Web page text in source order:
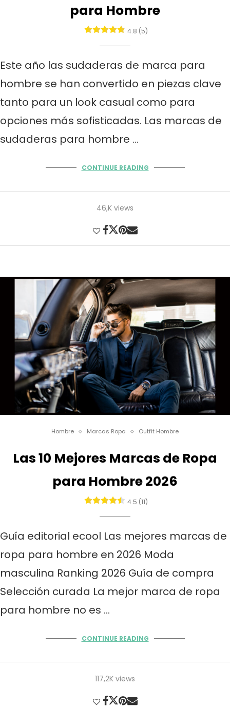
para Hombre
4.8 (5)
Este año las sudaderas de marca para
hombre se han convertido en piezas clave
tanto para un look casual como para
opciones más sofisticadas. Las marcas de
sudaderas para hombre …
CONTINUE READING
46,K views
Hombre Marcas Ropa Outfit Hombre
Las 10 Mejores Marcas de Ropa
para Hombre 2026
4.5 (11)
Guía editorial ecool Las mejores marcas de
ropa para hombre en 2026 Moda
masculina Ranking 2026 Guía de compra
Selección curada La mejor marca de ropa
para hombre no es …
CONTINUE READING
117,2K views